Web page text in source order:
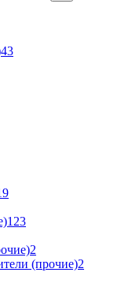
43
123
2
(прочие)2